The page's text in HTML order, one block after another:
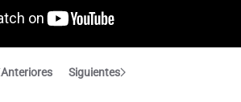
Anteriores Siguientes